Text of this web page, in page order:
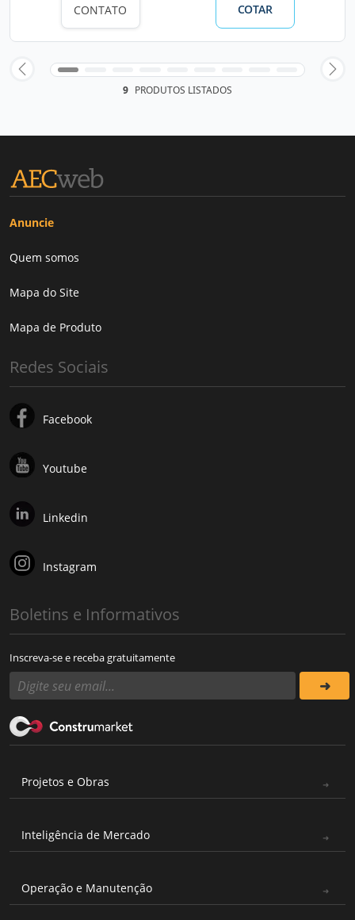
CONTATO COTAR
9 PRODUTOS LISTADOS
Anuncie
Quem somos
Mapa do Site
Mapa de Produto
Redes Sociais
Facebook
Youtube
Linkedin
Instagram
Boletins e Informativos
Inscreva-se e receba gratuitamente
Projetos e Obras
Inteligência de Mercado
Operação e Manutenção